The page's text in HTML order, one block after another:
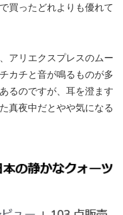
買ったどれよりも優れて
アリエクスプレスのムー
カチと音が鳴るものが多
るのですが、耳を澄ます
真夜中だとやや気になる